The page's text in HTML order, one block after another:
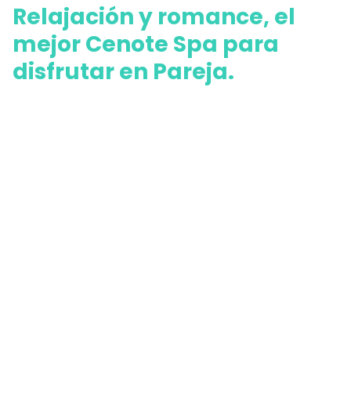
Relajación y romance, el
mejor Cenote Spa para
disfrutar en Pareja.